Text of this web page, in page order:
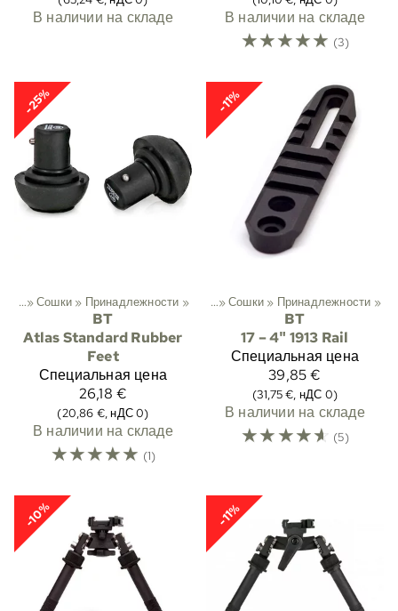
В наличии на складе В наличии на складе
☆☆☆☆☆ (3)
-25%
‪»Сошки ‪» Принадлежности ‪»
BT
Atlas Standard Rubber
Feet
Специальная цена
26,18 €
(20,86 €, нДС 0)
В наличии на складе
☆☆☆☆☆ (1)
-11%
Спортивный‪» Охота ‪»Сошки ‪» Принадлежности ‪»
BT
17 – 4" 1913 Rail
Специальная цена
39,85 €
(31,75 €, нДС 0)
В наличии на складе
☆☆☆☆☆ (5)
-10% -11%